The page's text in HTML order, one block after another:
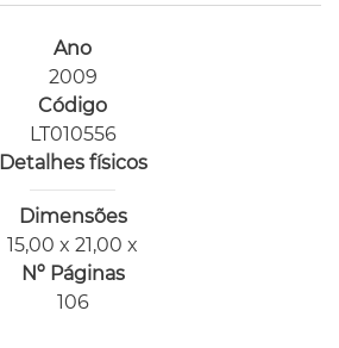
Ano
2009
Código
LT010556
Detalhes físicos
Dimensões
15,00 x 21,00 x
Nº Páginas
106